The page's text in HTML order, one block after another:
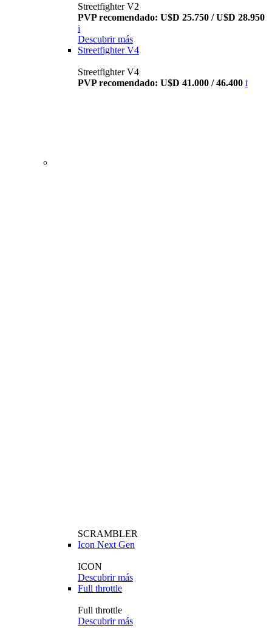
Streetfighter V2
PVP recomendado: U$D 25.750 / U$D 28.950
i
Descubrir más
Streetfighter V4
Streetfighter V4
PVP recomendado: U$D 41.000 / 46.400 i
SCRAMBLER
Icon Next Gen
ICON
Descubrir más
Full throttle
Full throttle
Descubrir más